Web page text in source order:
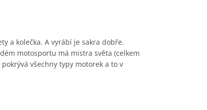
a kolečka. A vyrábí je sakra dobře.
motosportu má mistra světa (celkem
všechny typy motorek a to v